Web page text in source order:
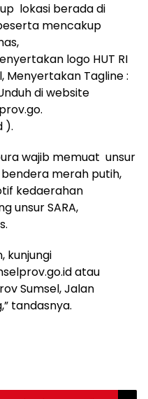
lokasi berada di
mencakup
logo HUT RI
Menyertakan Tagline :
di website
).
wajib memuat unsur
bendera merah putih,
kedaerahan
unsur SARA,
kunjungi
go.id atau
Sumsel, Jalan
tandasnya.